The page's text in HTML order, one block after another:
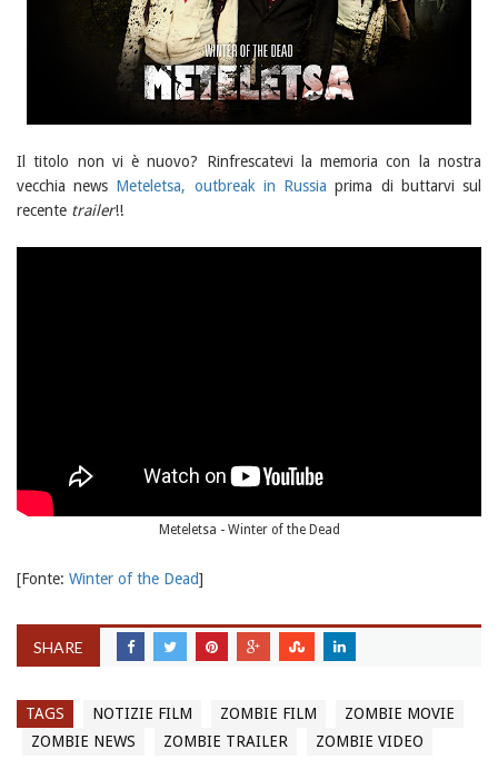
Il titolo non vi è nuovo? Rinfrescatevi la memoria con la nostra
vecchia news Meteletsa, outbreak in Russia prima di buttarvi sul
recente trailer!!
Meteletsa - Winter of the Dead
[Fonte: Winter of the Dead]
SHARE
TAGS NOTIZIE FILM ZOMBIE FILM
ZOMBIE MOVIE
ZOMBIE NEWS
ZOMBIE TRAILER ZOMBIE VIDEO